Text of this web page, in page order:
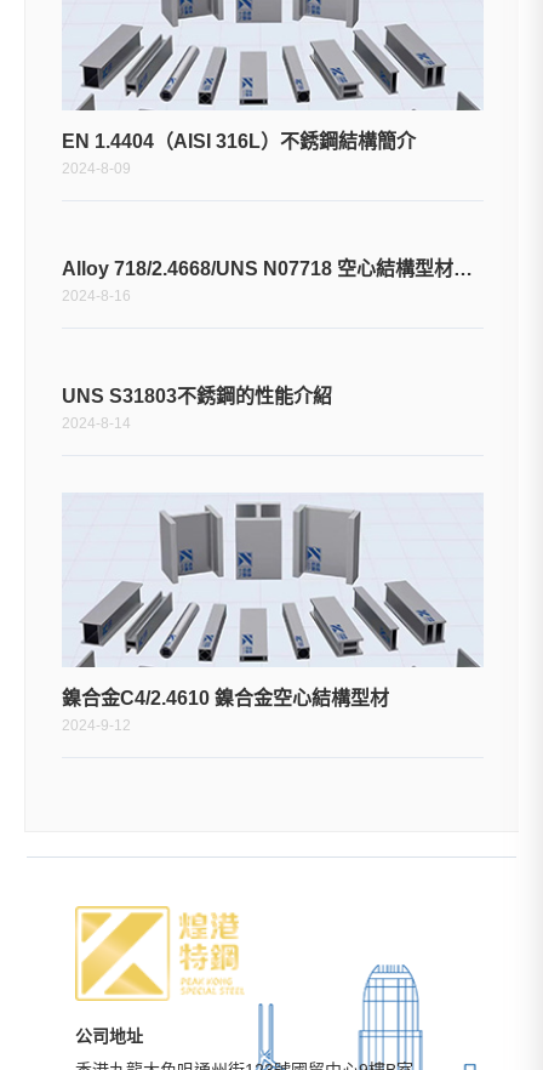
EN 1.4404（AISI 316L）不銹鋼結構簡介
2024-8-09
Alloy 718/2.4668/UNS N07718 空心結構型材應用
2024-8-16
UNS S31803不銹鋼的性能介紹
2024-8-14
鎳合金C4/2.4610 鎳合金空心結構型材
2024-9-12
公司地址